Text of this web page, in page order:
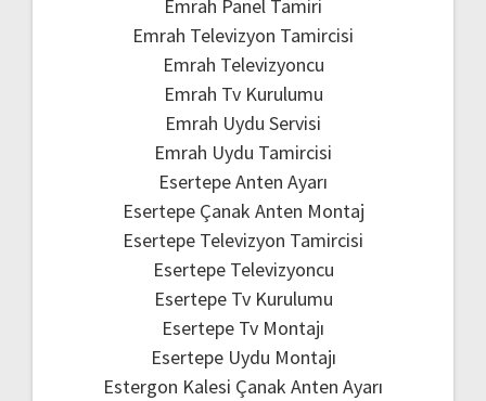
Emrah Panel Tamiri
Emrah Televizyon Tamircisi
Emrah Televizyoncu
Emrah Tv Kurulumu
Emrah Uydu Servisi
Emrah Uydu Tamircisi
Esertepe Anten Ayarı
Esertepe Çanak Anten Montaj
Esertepe Televizyon Tamircisi
Esertepe Televizyoncu
Esertepe Tv Kurulumu
Esertepe Tv Montajı
Esertepe Uydu Montajı
Estergon Kalesi Çanak Anten Ayarı